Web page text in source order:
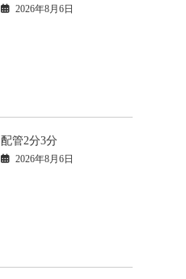
2026年8月6日
配管2分3分
2026年8月6日